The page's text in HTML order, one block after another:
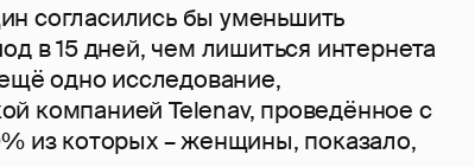
согласились бы уменьшить
в 15 дней, чем лишиться интернета
одно исследование,
компанией Telenav, проведённое с
из которых – женщины, показало,